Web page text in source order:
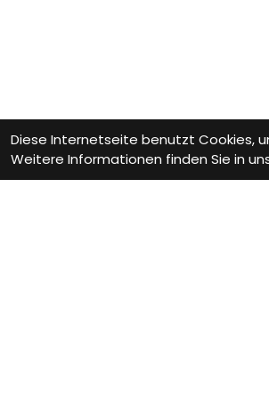
Diese Internetseite benutzt Cookies,
Weitere Informationen finden Sie in